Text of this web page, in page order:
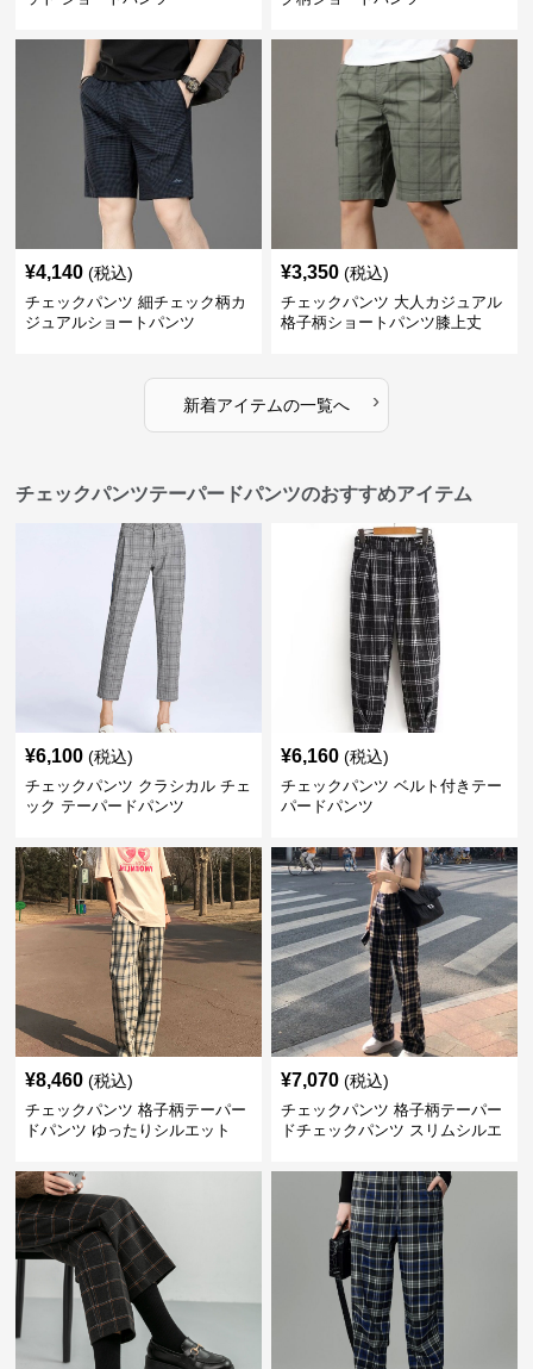
¥4,140 (税込)
チェックパンツ 細チェック柄カ
ジュアルショートパンツ
¥3,350 (税込)
チェックパンツ 大人カジュアル
格子柄ショートパンツ膝上丈
新着アイテムの一覧へ ›
チェックパンツテーパードパンツのおすすめアイテム
¥6,100 (税込)
チェックパンツ クラシカル チェ
ック テーパードパンツ
¥6,160 (税込)
チェックパンツ ベルト付きテー
パードパンツ
¥8,460 (税込)
チェックパンツ 格子柄テーパー
ドパンツ ゆったりシルエット
¥7,070 (税込)
チェックパンツ 格子柄テーパー
ドチェックパンツ スリムシルエ